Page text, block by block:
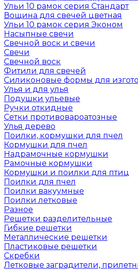
Ульи 10 рамок серия Стандарт
Вощина для свечей цветная
Ульи 10 рамок серия Эконом
Насыпные свечи
Свечной воск и свечи
Свечи
Свечной воск
Фитили для свечей
Силиконовые формы для
Улья и для улья
Подушки ульевые
Ручки откидные
Сетки противовароатозные
Улья дерево
Поилки, кормушки для пчел
Кормушки для пчел
Надрамочные кормушки
Рамочные кормушки
Кормушки и поилки для птиц
Поилки для пчел
Поилки вакуумные
Поилки летковые
Разное
Решетки разделительные
Гибкие решетки
Металлические решетки
Пластиковые решетки
Скребки
Летковые заградители,